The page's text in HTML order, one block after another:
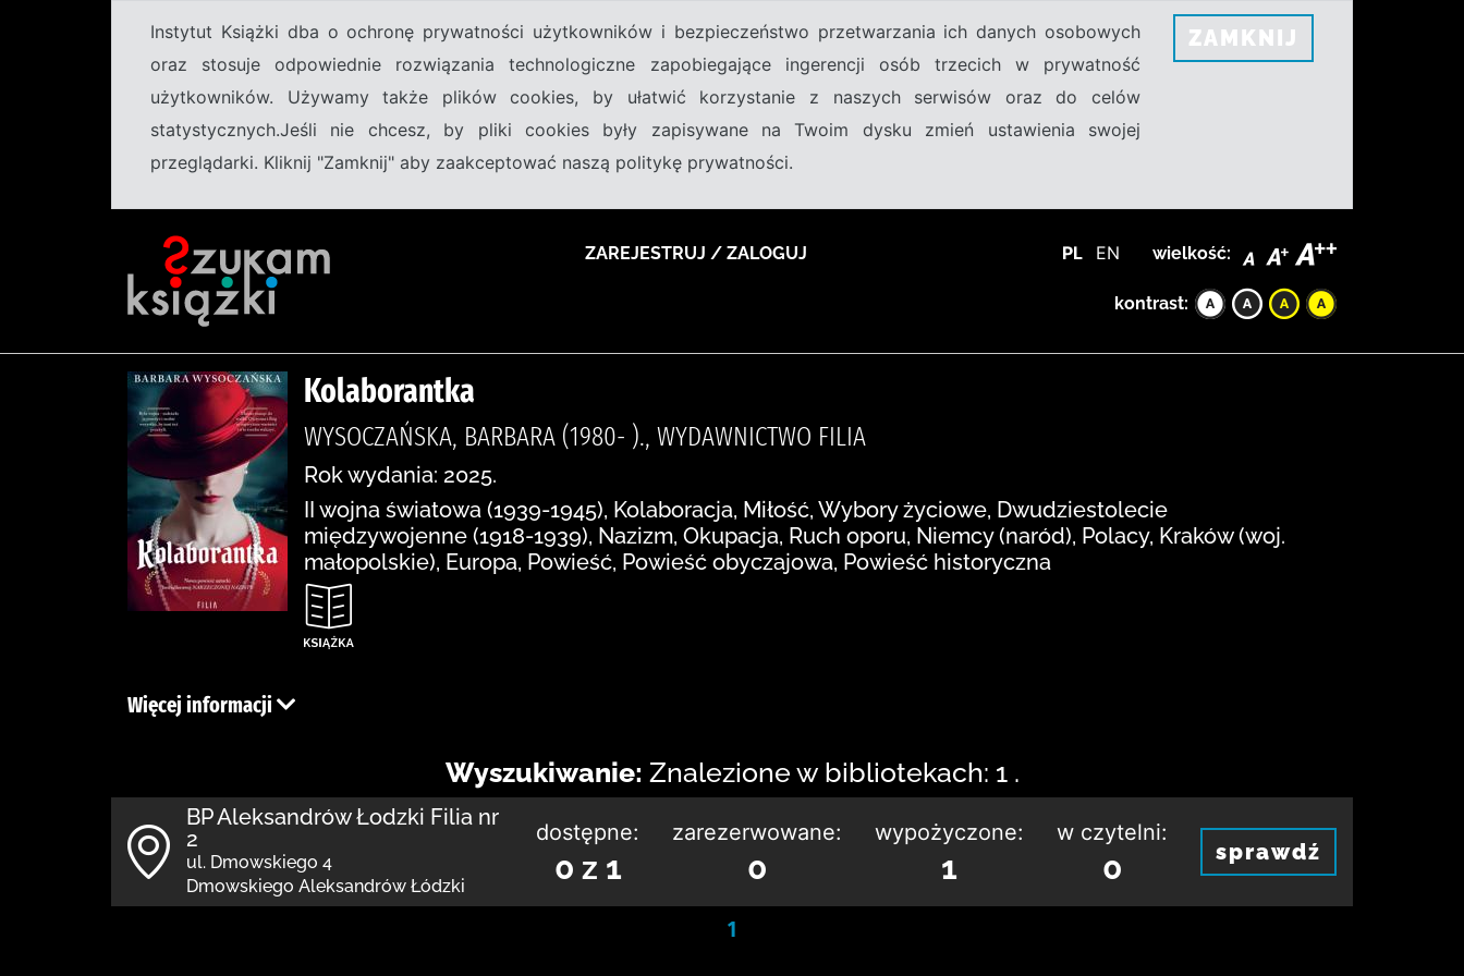
Instytut Książki dba o ochronę prywatności użytkowników i bezpieczeństwo przetwarzania ich danych osobowych
oraz stosuje odpowiednie rozwiązania technologiczne zapobiegające ingerencji osób trzecich w prywatność
użytkowników. Używamy także plików cookies, by ułatwić korzystanie z naszych serwisów oraz do celów
statystycznych.Jeśli nie chcesz, by pliki cookies były zapisywane na Twoim dysku zmień ustawienia swojej
przeglądarki. Kliknij "Zamknij" aby zaakceptować naszą politykę prywatności.
ZAMKNIJ
ZAREJESTRUJ / ZALOGUJ PL EN wielkość:
kontrast:
Kolaborantka
WYSOCZAŃSKA, BARBARA (1980- )., WYDAWNICTWO FILIA
Rok wydania: 2025.
II wojna światowa (1939-1945), Kolaboracja, Miłość, Wybory życiowe, Dwudziestolecie
międzywojenne (1918-1939), Nazizm, Okupacja, Ruch oporu, Niemcy (naród), Polacy, Kraków (woj.
małopolskie), Europa, Powieść, Powieść obyczajowa, Powieść historyczna
Więcej informacji
Wyszukiwanie: Znalezione w bibliotekach: 1 .
BP Aleksandrów Łodzki Filia nr
2
ul. Dmowskiego 4
Dmowskiego Aleksandrów Łódzki
dostępne:
0 z 1
zarezerwowane:
0
wypożyczone:
1
w czytelni:
0 sprawdź
1